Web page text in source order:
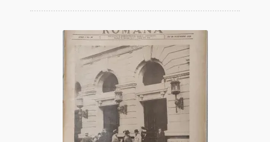
cele
recente